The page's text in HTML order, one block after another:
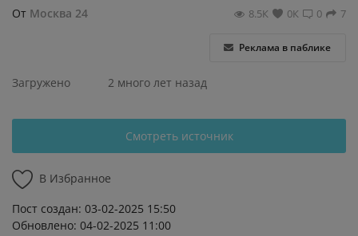
От Москва 24 7
0
0К
8.5К
Реклама в паблике
Загружено 2 много лет назад
Смотреть источник
В Избранное
Пост создан: 03-02-2025 15:50
Обновлено: 04-02-2025 11:00